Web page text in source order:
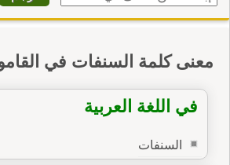
معنى كلمة السنفات في
في اللغة العربية
السنفات